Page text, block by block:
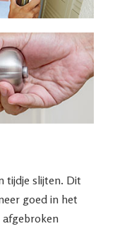
tijdje slijten. Dit
goed in het